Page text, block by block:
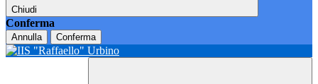
Chiudi
Conferma
Annulla Conferma